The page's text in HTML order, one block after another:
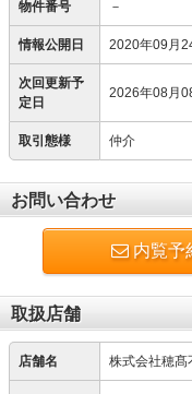
物件番号 －
情報公開日 2020年09月
次回更新予
定日
2026年08月
取引態様 仲介
お問い合わせ
内覧予
取扱店舗
店舗名 株式会社穂髙